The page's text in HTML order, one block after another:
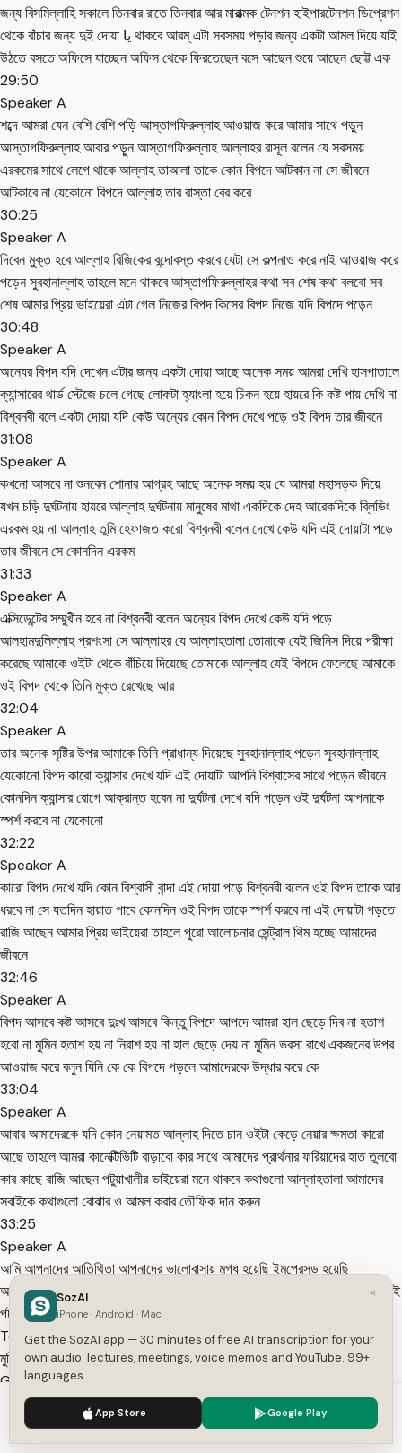
জন্য বিসমিল্লাহি সকালে তিনবার রাতে তিনবার আর মারাত্মক টেনশন হাইপারটেনশন ডিপ্রেশন
থেকে বাঁচার জন্য দুই দোয়া یا থাকবে আরম্ এটা সবসময় পড়ার জন্য একটা আমল দিয়ে যাই
উঠতে বসতে অফিসে যাচ্ছেন অফিস থেকে ফিরতেছেন বসে আছেন শুয়ে আছেন ছোট্ট এক
29:50
Speaker A
শব্দে আমরা যেন বেশি বেশি পড়ি আস্তাগফিরুল্লাহ আওয়াজ করে আমার সাথে পড়ুন
আস্তাগফিরুল্লাহ আবার পড়ুন আস্তাগফিরুল্লাহ আল্লাহর রাসূল বলেন যে সবসময়
এরকমের সাথে লেগে থাকে আল্লাহ তাআলা তাকে কোন বিপদে আটকান না সে জীবনে
আটকাবে না যেকোনো বিপদে আল্লাহ তার রাস্তা বের করে
30:25
Speaker A
দিবেন মুক্ত হবে আল্লাহ রিজিকের বন্দোবস্ত করবে যেটা সে কল্পনাও করে নাই আওয়াজ করে
পড়েন সুবহানাল্লাহ তাহলে মনে থাকবে আস্তাগফিরুল্লাহর কথা সব শেষ কথা বলবো সব
শেষ আমার প্রিয় ভাইয়েরা এটা গেল নিজের বিপদ কিসের বিপদ নিজে যদি বিপদে পড়েন
30:48
Speaker A
অন্যের বিপদ যদি দেখেন এটার জন্য একটা দোয়া আছে অনেক সময় আমরা দেখি হাসপাতালে
ক্যান্সারের থার্ড স্টেজে চলে গেছে লোকটা হ্যাংলা হয়ে চিকন হয়ে হায়রে কি কষ্ট পায় দেখি না
বিশ্বনবী বলে একটা দোয়া যদি কেউ অন্যের কোন বিপদ দেখে পড়ে ওই বিপদ তার জীবনে
31:08
Speaker A
কখনো আসবে না শুনবেন শোনার আগ্রহ আছে অনেক সময় হয় যে আমরা মহাসড়ক দিয়ে
যখন চড়ি দুর্ঘটনায় হায়রে আল্লাহ দুর্ঘটনায় মানুষের মাথা একদিকে দেহ আরেকদিকে ব্লিডিং
এরকম হয় না আল্লাহ তুমি হেফাজত করো বিশ্বনবী বলেন দেখে কেউ যদি এই দোয়াটা পড়ে
তার জীবনে সে কোনদিন এরকম
31:33
Speaker A
এক্সিডেন্টের সম্মুখীন হবে না বিশ্বনবী বলেন অন্যের বিপদ দেখে কেউ যদি পড়ে
আলহামদুলিল্লাহ প্রশংসা সে আল্লাহর যে আল্লাহতালা তোমাকে যেই জিনিস দিয়ে পরীক্ষা
করেছে আমাকে ওইটা থেকে বাঁচিয়ে দিয়েছে তোমাকে আল্লাহ যেই বিপদে ফেলেছে আমাকে
ওই বিপদ থেকে তিনি মুক্ত রেখেছে আর
32:04
Speaker A
তার অনেক সৃষ্টির উপর আমাকে তিনি প্রাধান্য দিয়েছে সুবহানাল্লাহ পড়েন সুবহানাল্লাহ
যেকোনো বিপদ কারো ক্যান্সার দেখে যদি এই দোয়াটা আপনি বিশ্বাসের সাথে পড়েন জীবনে
কোনদিন ক্যান্সার রোগে আক্রান্ত হবেন না দুর্ঘটনা দেখে যদি পড়েন ওই দুর্ঘটনা আপনাকে
স্পর্শ করবে না যেকোনো
32:22
Speaker A
কারো বিপদ দেখে যদি কোন বিশ্বাসী বান্দা এই দোয়া পড়ে বিশ্বনবী বলেন ওই বিপদ তাকে আর
ধরবে না সে যতদিন হায়াত পাবে কোনদিন ওই বিপদ তাকে স্পর্শ করবে না এই দোয়াটা পড়তে
রাজি আছেন আমার প্রিয় ভাইয়েরা তাহলে পুরো আলোচনার সেন্ট্রাল থিম হচ্ছে আমাদের
জীবনে
32:46
Speaker A
বিপদ আসবে কষ্ট আসবে দুঃখ আসবে কিন্তু বিপদে আপদে আমরা হাল ছেড়ে দিব না হতাশ
হবো না মুমিন হতাশ হয় না নিরাশ হয় না হাল ছেড়ে দেয় না মুমিন ভরসা রাখে একজনের উপর
আওয়াজ করে বলুন যিনি কে কে বিপদে পড়লে আমাদেরকে উদ্ধার করে কে
33:04
Speaker A
আবার আমাদেরকে যদি কোন নেয়ামত আল্লাহ দিতে চান ওইটা কেড়ে নেয়ার ক্ষমতা কারো
আছে তাহলে আমরা কানেক্টিভিটি বাড়াবো কার সাথে আমাদের প্রার্থনার ফরিয়াদের হাত তুলবো
কার কাছে রাজি আছেন পটুয়াখালীর ভাইয়েরা মনে থাকবে কথাগুলো আল্লাহতালা আমাদের
সবাইকে কথাগুলো বোঝার ও আমল করার তৌফিক দান করুন
33:25
Speaker A
আমি আপনাদের আতিথিতা আপনাদের ভালোবাসায় মুগ্ধ হয়েছি ইমপ্রেসড হয়েছি
আলহামদুলিল্লাহ লক্ষ লক্ষ তাওহীদ জনতা কোন ডিস্টার্ব নাই কোন হইল্লর নাই মারামারি নাই
পটুয়াখালী আজকে হিস্ট্রি তৈরি করেছে
Topics:দোয়া ইসমে আজম সাইয়েদেনা ইউনুস বিপদ থেকে
মুক্তি তাওহীদতাসবিহতাকরিরমুক্তিযুদ্ধকালেমাআল্লাহর রহমত
Get More with the SozAI App
Transcribe recordings, audio files, and YouTube videos —
with AI summaries, speaker detection, and unlimited
transcriptions.
We use cookies to enhance your experience.
×
SozAI
iPhone · Android · Mac
Get the SozAI app — 30 minutes of free AI transcription for your
own audio: lectures, meetings, voice memos and YouTube. 99+
languages.
App Store Google Play